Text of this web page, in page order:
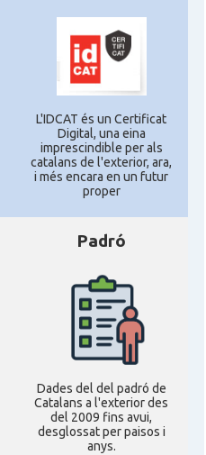
L'IDCAT és un Certificat
Digital, una eina
imprescindible per als
catalans de l'exterior, ara,
i més encara en un futur
proper
Padró
Dades del del padró de
Catalans a l'exterior des
del 2009 fins avui,
desglossat per paisos i
anys.